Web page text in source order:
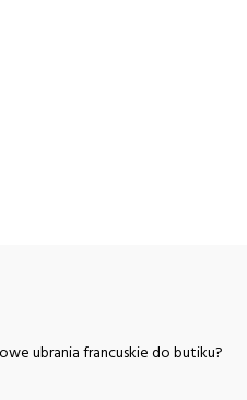
ubrania francuskie do butiku?